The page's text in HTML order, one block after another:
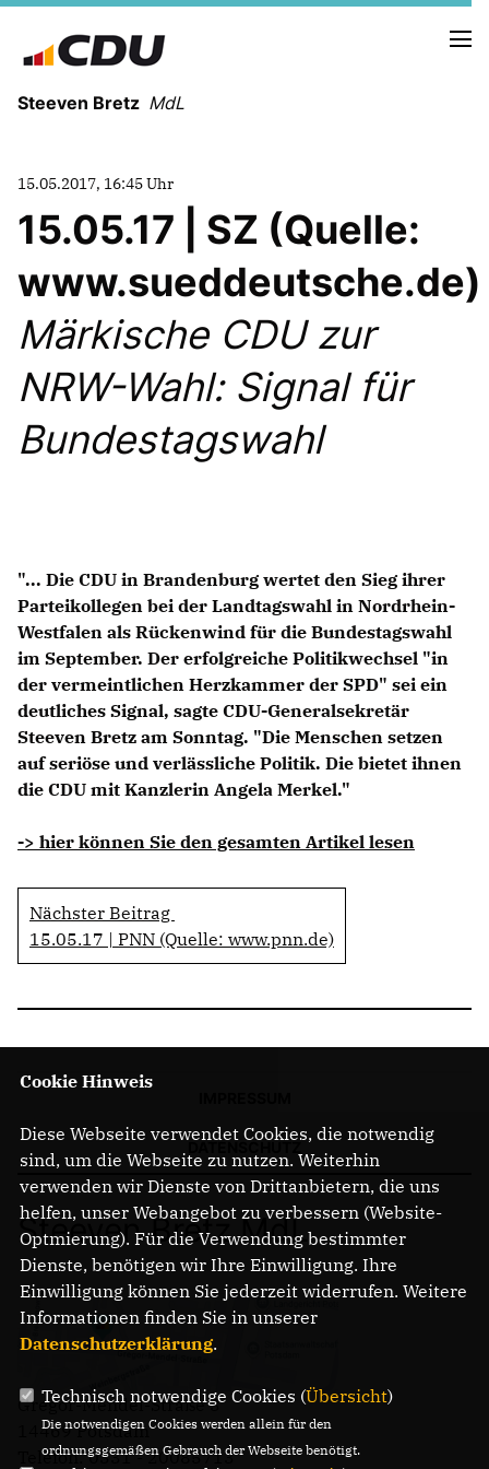
Steeven Bretz MdL
VITA
WAHLKREISBESUCHE
PRESSEFOTOS
MEIN BÜRGERBÜRO
MEIN WAHLKREIS
ZIELE
CDU Deutschland
CDU Fraktion im Brandenburger Landtag
CDU Brandenburg
CDU Potsdam
15.05.2017, 16:45 Uhr
15.05.17 | SZ (Quelle:
www.sueddeutsche.de)
Märkische CDU zur
NRW-Wahl: Signal für
Bundestagswahl
"... Die CDU in Brandenburg wertet den Sieg ihrer
Parteikollegen bei der Landtagswahl in Nordrhein-
Westfalen als Rückenwind für die Bundestagswahl
im September. Der erfolgreiche Politikwechsel "in
der vermeintlichen Herzkammer der SPD" sei ein
deutliches Signal, sagte CDU-Generalsekretär
Steeven Bretz am Sonntag. "Die Menschen setzen
auf seriöse und verlässliche Politik. Die bietet ihnen
die CDU mit Kanzlerin Angela Merkel."
-> hier können Sie den gesamten Artikel lesen
Nächster Beitrag
15.05.17 | PNN (Quelle: www.pnn.de)
Steeven Bretz MdL
Gregor-Mendel-Straße 3
14469 Potsdam
Telefon: 0331 - 20085713
Cookie Hinweis
Diese Webseite verwendet Cookies, die notwendig
sind, um die Webseite zu nutzen. Weiterhin
verwenden wir Dienste von Drittanbietern, die uns
helfen, unser Webangebot zu verbessern (Website-
Optmierung). Für die Verwendung bestimmter
Dienste, benötigen wir Ihre Einwilligung. Ihre
Einwilligung können Sie jederzeit widerrufen. Weitere
Informationen finden Sie in unserer
Datenschutzerklärung.
Technisch notwendige Cookies (Übersicht)
Die notwendigen Cookies werden allein für den
ordnungsgemäßen Gebrauch der Webseite benötigt.